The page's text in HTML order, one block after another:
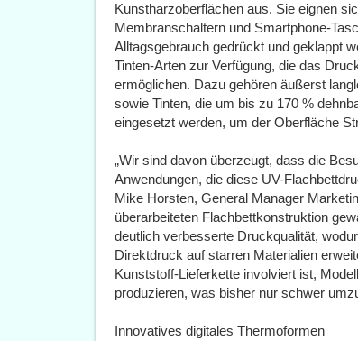
Kunstharzoberflächen aus. Sie eignen
Membranschaltern und Smartphone-
Alltagsgebrauch gedrückt und geklappt
Tinten-Arten zur Verfügung, die das
ermöglichen. Dazu gehören äußerst
sowie Tinten, die um bis zu 170 %
eingesetzt werden, um der Oberfläche
„Wir sind davon überzeugt, dass die
Anwendungen, die diese UV-
Mike Horsten, General Manager
überarbeiteten Flachbettkonstruktion
deutlich verbesserte Druckqualität,
Direktdruck auf starren Materialien
Kunststoff-Lieferkette involviert ist,
produzieren, was bisher nur schwer
Innovatives digitales Thermoformen